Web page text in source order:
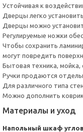
Устойчивая к
Дверцы легко
Дверцы можно
Регулируемые ножки
Чтобы сохранить
могут повредить
Бытовая техника,
Ручки продаются
Для различного типа
Можно дополнить
Материалы и уход
Напольный шкаф